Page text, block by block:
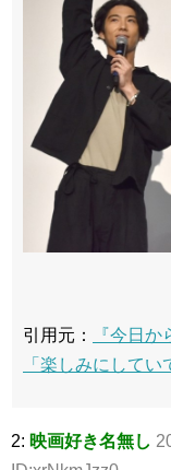
引用元：
『今日
「楽しみにしてい
2: 映画好き名無し